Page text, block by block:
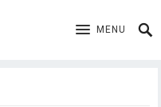
MENU